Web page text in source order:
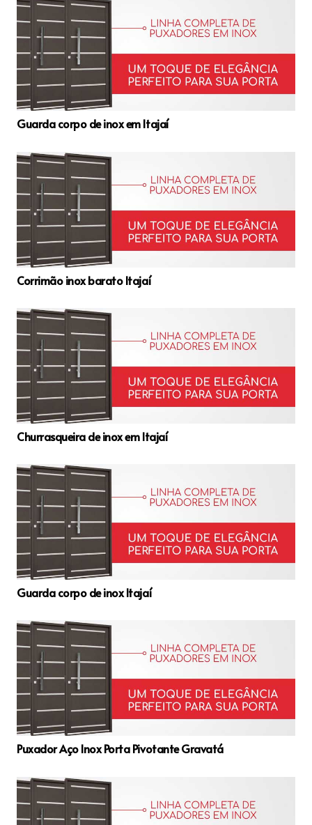
Guarda corpo de inox em Itajaí
Corrimão inox barato Itajaí
Churrasqueira de inox em Itajaí
Guarda corpo de inox Itajaí
Puxador Aço Inox Porta Pivotante Gravatá